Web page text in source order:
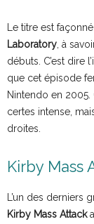
Le titre est
Laboratory , à
débuts. C’est dire
que cet épisode
Nintendo en 2005.
certes intense,
droites.
Kirby Mass
L’un des derniers
Kirby Mass Attack